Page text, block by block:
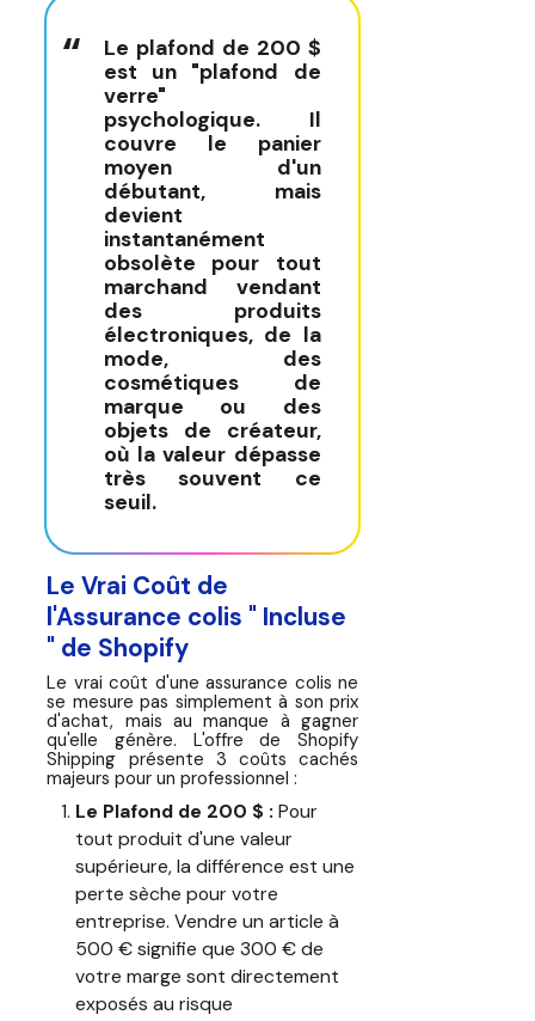
Le plafond de 200 $
est un "plafond de
verre"
psychologique. Il
couvre le panier
moyen d'un
débutant, mais
devient
instantanément
obsolète pour tout
marchand vendant
des produits
électroniques, de la
mode, des
cosmétiques de
marque ou des
objets de créateur,
où la valeur dépasse
très souvent ce
seuil.
Le Vrai Coût de
l'Assurance colis " Incluse
" de Shopify
Le vrai coût d'une assurance colis ne
se mesure pas simplement à son prix
d'achat, mais au manque à gagner
qu'elle génère. L'offre de Shopify
Shipping présente 3 coûts cachés
majeurs pour un professionnel :
Le Plafond de 200 $ : Pour
tout produit d'une valeur
supérieure, la différence est une
perte sèche pour votre
entreprise. Vendre un article à
500 € signifie que 300 € de
votre marge sont directement
exposés au risque